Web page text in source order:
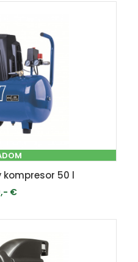
KOŠÍKA
kompresor 50 l
€
KOŠÍKA